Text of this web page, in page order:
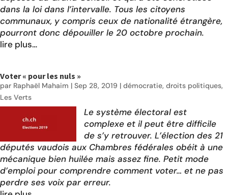
dans la loi dans l’intervalle. Tous les citoyens
communaux, y compris ceux de nationalité étrangère,
pourront donc dépouiller le 20 octobre prochain.
lire plus…
Voter « pour les nuls »
par Raphaël Mahaim | Sep 28, 2019 | démocratie, droits politiques,
Les Verts
Le système électoral est
complexe et il peut être difficile
de s’y retrouver. L’élection des 21
députés vaudois aux Chambres fédérales obéit à une
mécanique bien huilée mais assez fine. Petit mode
d’emploi pour comprendre comment voter… et ne pas
perdre ses voix par erreur.